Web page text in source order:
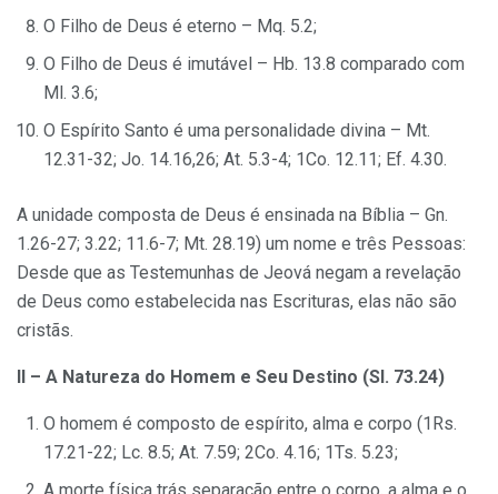
O Filho de Deus é eterno – Mq. 5.2;
O Filho de Deus é imutável – Hb. 13.8 comparado com
Ml. 3.6;
O Espírito Santo é uma personalidade divina – Mt.
12.31-32; Jo. 14.16,26; At. 5.3-4; 1Co. 12.11; Ef. 4.30.
A unidade composta de Deus é ensinada na Bíblia – Gn.
1.26-27; 3.22; 11.6-7; Mt. 28.19) um nome e três Pessoas:
Desde que as Testemunhas de Jeová negam a revelação
de Deus como estabelecida nas Escrituras, elas não são
cristãs.
II – A Natureza do Homem e Seu Destino (SI. 73.24)
O homem é composto de espírito, alma e corpo (1Rs.
17.21-22; Lc. 8.5; At. 7.59; 2Co. 4.16; 1Ts. 5.23;